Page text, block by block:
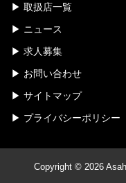
取扱店一覧
ニュース
求人募集
お問い合わせ
サイトマップ
プライバシーポリシー
Copyright © 2026